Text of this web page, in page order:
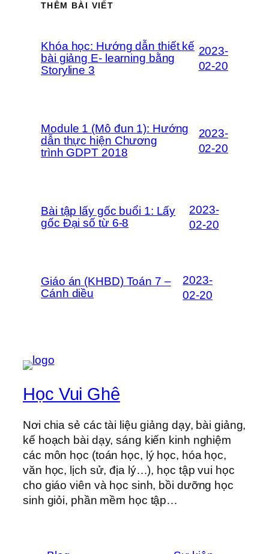
THÊM BÀI VIẾT
Khóa học: Hướng dẫn thiết kế
bài giảng E- learning bằng
Storyline 3
2023-
02-20
Module 1 (Mô đun 1): Hướng
dẫn thực hiện Chương
trình GDPT 2018
2023-
02-20
Bài tập lấy gốc buổi 1: Lấy
gốc Đại số từ 6-8
2023-
02-20
Giáo án (KHBD) Toán 7 –
Cánh diều
2023-
02-20
Học Vui Ghê
Nơi chia sẻ các tài liệu giảng dạy, bài giảng,
kế hoạch bài dạy, sáng kiến kinh nghiệm
các môn học (toán học, lý học, hóa học,
văn học, lịch sử, địa lý…), học tập vui học
cho giáo viên và học sinh, bồi dưỡng học
sinh giỏi, phần mềm học tập…